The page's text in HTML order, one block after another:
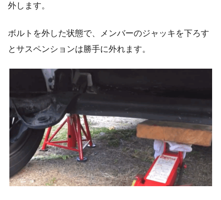
外します。
ボルトを外した状態で、メンバーのジャッキを下ろす
とサスペンションは勝手に外れます。